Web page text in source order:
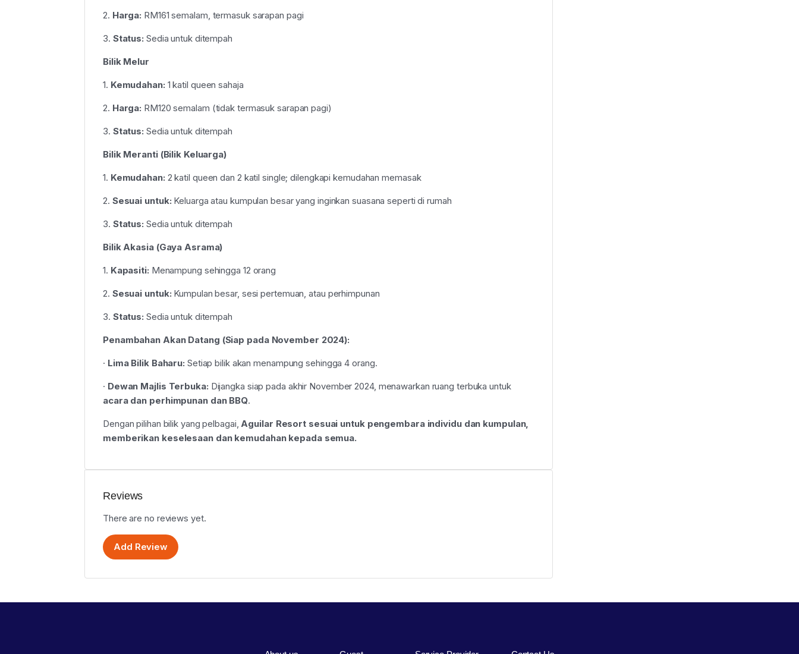
2. Harga: RM161 semalam, termasuk sarapan pagi
3. Status: Sedia untuk ditempah
Bilik Melur
1. Kemudahan: 1 katil queen sahaja
2. Harga: RM120 semalam (tidak termasuk sarapan pagi)
3. Status: Sedia untuk ditempah
Bilik Meranti (Bilik Keluarga)
1. Kemudahan: 2 katil queen dan 2 katil single; dilengkapi kemudahan memasak
2. Sesuai untuk: Keluarga atau kumpulan besar yang inginkan suasana seperti di rumah
3. Status: Sedia untuk ditempah
Bilik Akasia (Gaya Asrama)
1. Kapasiti: Menampung sehingga 12 orang
2. Sesuai untuk: Kumpulan besar, sesi pertemuan, atau perhimpunan
3. Status: Sedia untuk ditempah
Penambahan Akan Datang (Siap pada November 2024):
· Lima Bilik Baharu: Setiap bilik akan menampung sehingga 4 orang.
· Dewan Majlis Terbuka: Dijangka siap pada akhir November 2024, menawarkan ruang terbuka untuk
acara dan perhimpunan dan BBQ.
Dengan pilihan bilik yang pelbagai,Aguilar Resort sesuai untuk pengembara individu dan kumpulan,
memberikan keselesaan dan kemudahan kepada semua.
Reviews
There are no reviews yet.
Add Review